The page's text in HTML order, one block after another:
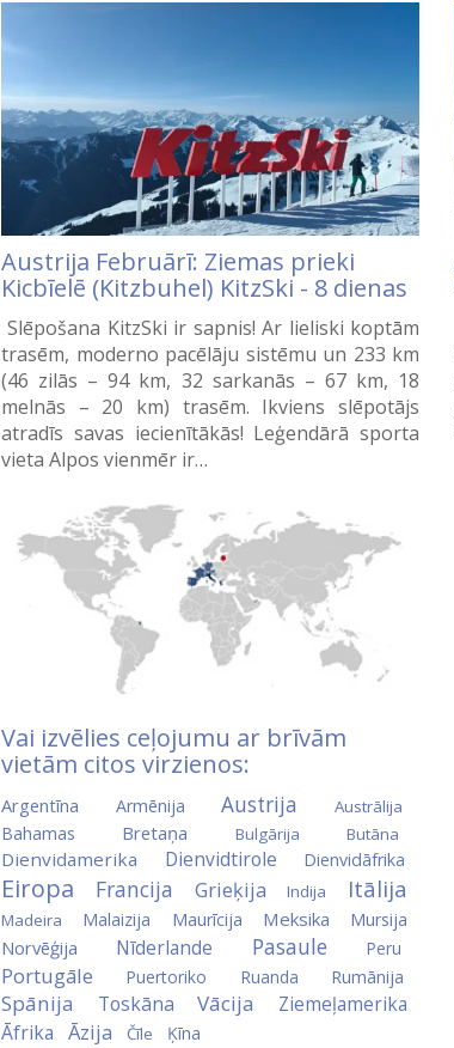
Austrija Februārī: Ziemas prieki
Kicbīelē (Kitzbuhel) KitzSki - 8 dienas
Slēpošana KitzSki ir sapnis! Ar lieliski koptām
trasēm, moderno pacēlāju sistēmu un 233 km
(46 zilās – 94 km, 32 sarkanās – 67 km, 18
melnās – 20 km) trasēm. Ikviens slēpotājs
atradīs savas iecienītākās! Leģendārā sporta
vieta Alpos vienmēr ir…
Vai izvēlies ceļojumu ar brīvām
vietām citos virzienos:
Argentīna Armēnija Austrija Austrālija
Bahamas Bretaņa Bulgārija Butāna
Dienvidamerika Dienvidtirole Dienvidāfrika
Eiropa Francija Grieķija Indija Itālija
Madeira Malaizija Maurīcija Meksika Mursija
Norvēģija Nīderlande Pasaule Peru
Portugāle Puertoriko Ruanda Rumānija
Spānija Toskāna Vācija
Ziemeļamerika
Āfrika Āzija Čīle Ķīna